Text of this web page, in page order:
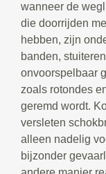
wanneer de
die doorrijden
hebben, zijn
banden,
onvoorspelbaar
zoals rotondes
geremd wordt.
versleten
alleen nadelig
bijzonder